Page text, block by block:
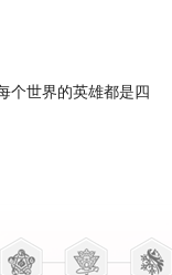
个世界的英雄都是四